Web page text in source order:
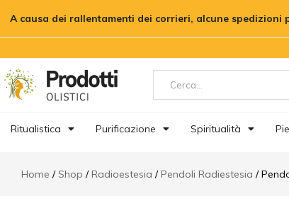
A causa dei rallentamenti dei corrieri, alcune
Ritualistica Purificazione Spiritualità
Home Shop Radioestesia Pendoli Radiestesia
Pendolo Goccia in 6cm
Descrizione Informazioni